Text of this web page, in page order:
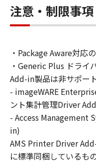
ること、またはコ
ること、アクセス
ことのいずれも含
お客様は、また「
通じて接続された
コンピューターの
ェア」を使用させ
コンピューターの
よび条件を遵守さ
し全責任を負うこ
(2) お客様は、上
ェア」を使用する
注意・制限事項
・Package Aware対応
・Generic Plus ドライ
Add-in製品は非サポート
- imageWARE
ント集計管理Driver
- Access Management
in)
AMS Printer Driver
に標準同梱しているも